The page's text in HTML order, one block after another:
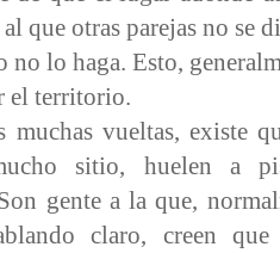
que otras parejas no se
no lo haga. Esto,
el territorio.
muchas vueltas, existe
sitio, huelen a
gente a la que,
claro, creen